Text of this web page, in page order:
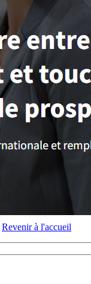
Revenir à l'accueil